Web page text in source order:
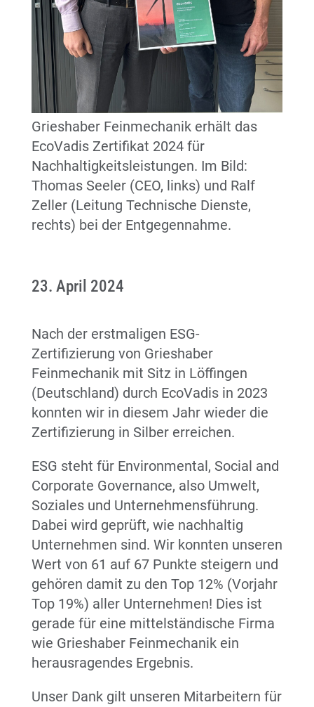
Grieshaber Feinmechanik erhält das
EcoVadis Zertifikat 2024 für
Nachhaltigkeitsleistungen. Im Bild:
Thomas Seeler (CEO, links) und Ralf
Zeller (Leitung Technische Dienste,
rechts) bei der Entgegennahme.
23. April 2024
Nach der erstmaligen ESG-
Zertifizierung von Grieshaber
Feinmechanik mit Sitz in Löffingen
(Deutschland) durch EcoVadisin 2023
konnten wir in diesem Jahr wieder die
Zertifizierung in Silber erreichen.
ESG steht für Environmental, Social and
Corporate Governance, also Umwelt,
Soziales und Unternehmensführung.
Dabei wird geprüft, wie nachhaltig
Unternehmen sind. Wir konnten unseren
Wert von 61 auf 67 Punkte steigern und
gehören damit zu den Top 12% (Vorjahr
Top 19%) aller Unternehmen! Dies ist
gerade für eine mittelständische Firma
wie Grieshaber Feinmechanik ein
herausragendes Ergebnis.
Unser Dank gilt unseren Mitarbeitern für